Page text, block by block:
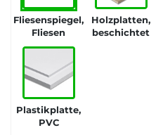
Fliesenspiegel,
Fliesen
Holzplatten,
beschichtet
Plastikplatte,
PVC